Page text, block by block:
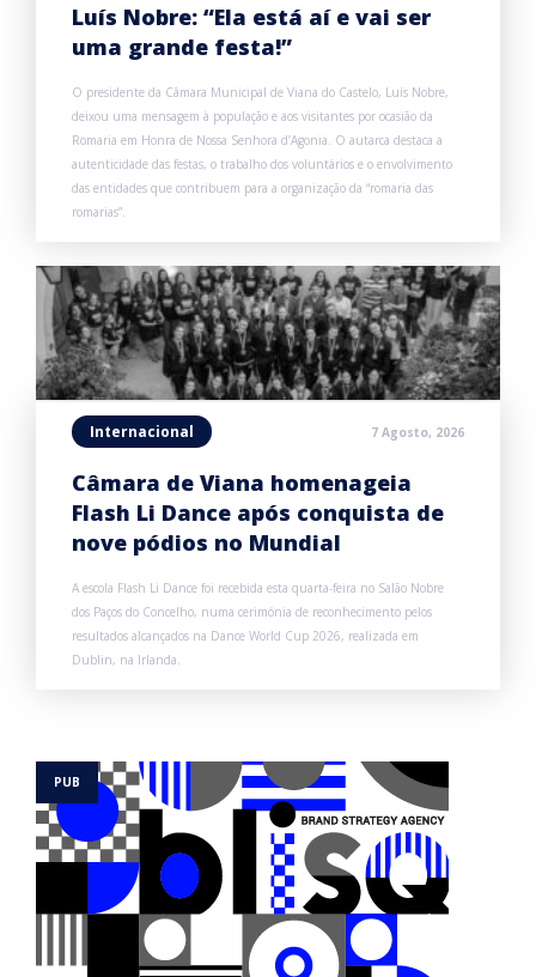
Luís Nobre: “Ela está aí e vai ser
uma grande festa!”
O presidente da Câmara Municipal de Viana do Castelo, Luís Nobre,
deixou uma mensagem à população e aos visitantes por ocasião da
Romaria em Honra de Nossa Senhora d’Agonia. O autarca destaca a
autenticidade das festas, o trabalho dos voluntários e o envolvimento
das entidades que contribuem para a organização da “romaria das
romarias”.
Internacional 7 Agosto, 2026
Câmara de Viana homenageia
Flash Li Dance após conquista de
nove pódios no Mundial
A escola Flash Li Dance foi recebida esta quarta-feira no Salão Nobre
dos Paços do Concelho, numa cerimónia de reconhecimento pelos
resultados alcançados na Dance World Cup 2026, realizada em
Dublin, na Irlanda.